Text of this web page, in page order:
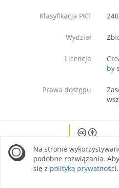
Klasyfikacja PKT
Wydział
Licencja
by
Prawa dostępu
site is licensed
Attribution 4.0
Na stronie
podobne rozwiązania.
się z polityką prywatności.